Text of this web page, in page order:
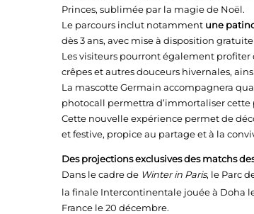
Princes, sublimée par la magie de Noël.
Le parcours inclut notamment une
dès 3 ans, avec mise à disposition
Les visiteurs pourront également profiter
crêpes et autres douceurs hivernales,
La mascotte Germain accompagnera
photocall permettra d’immortaliser cette
Cette nouvelle expérience permet de
et festive, propice au partage et à la
Des projections exclusives des matchs
Dans le cadre de Winter in Paris, le Parc
la finale Intercontinentale jouée à Doha
France le 20 décembre.